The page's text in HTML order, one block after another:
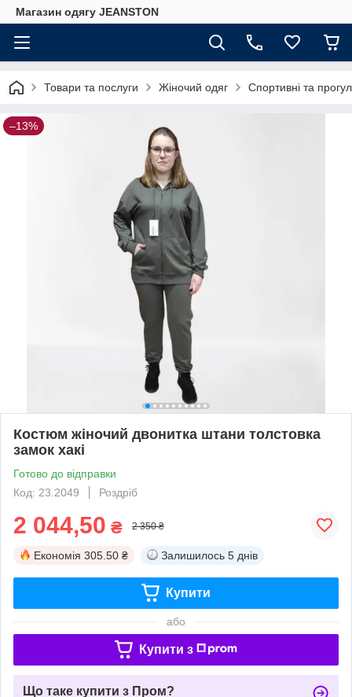
Магазин одягу JEANSTON
Товари та послуги Жіночий одяг Спортивні та
–13%
Костюм жіночий двонитка штани толстовка
замок хакі
Готово до відправки
Код: 23.2049
Роздріб
2 044,50 ₴ 2 350 ₴
Економія 305.50 ₴ Залишилось 5 днів
Купити
або
Купити з
Що таке купити з Пром?